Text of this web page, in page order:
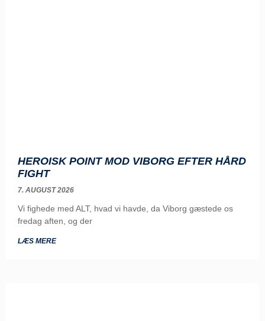
HEROISK POINT MOD VIBORG EFTER HÅRD
FIGHT
7. AUGUST 2026
Vi fighede med ALT, hvad vi havde, da Viborg gæstede os
fredag aften, og der
LÆS MERE